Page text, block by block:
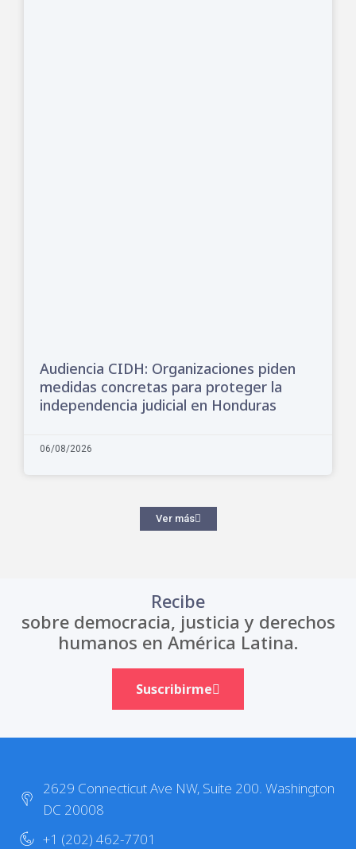
Audiencia CIDH: Organizaciones piden
medidas concretas para proteger la
independencia judicial en Honduras
06/08/2026
Ver más
Recibe
sobre democracia, justicia y derechos
humanos en América Latina.
Suscribirme
2629 Connecticut Ave NW, Suite 200. Washington
DC 20008
+1 (202) 462-7701